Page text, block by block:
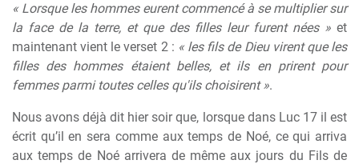
« Lorsque les hommes eurent commencé à se multiplier sur
la face de la terre, et que des filles leur furent nées » et
maintenant vient le verset 2 : « les fils de Dieu virent que les
filles des hommes étaient belles, et ils en prirent pour
femmes parmi toutes celles qu'ils choisirent ».
Nous avons déjà dit hier soir que, lorsque dans Luc 17 il est
écrit qu’il en sera comme aux temps de Noé, ce qui arriva
aux temps de Noé arrivera de même aux jours du Fils de